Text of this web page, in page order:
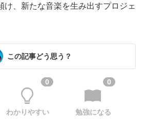
け、新たな音楽を生み出すプロジェ
この記事どう思う？
0
わかりやすい
0
勉強になる